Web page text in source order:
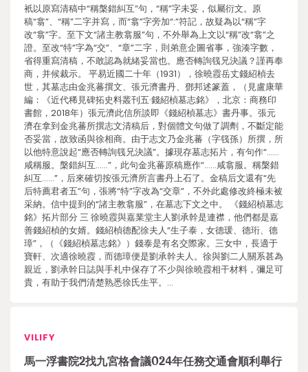
衹以原寫清稿中“稱槃錯糾互”句，“稱”字未妥，似屬衍文。原
稿“翕”、“稱”二字并寫，而“翕”字旁加“:”符記，故疑為以“稱”字
改“翕”字。至下文“諸主教翕服”句，不外舉為上文以“稱”改“翕”之
證。至改“特”字為“交”、“章”二字，則弟意企圖省事，強湊字數，
省得重寫清稿，不敢認為就緒妥當也。應否轉詢篯兄決議？謹再奉
商，并候裁示。 平易近國二十年（1931），徐曉霞岳丈錢紹楨去
世，其墓志由金兆蕃撰文、張元濟書丹、鄧邦述篆蓋，（見盧康華
編：《近代稀見碑拓史料叢刊五·錢紹楨墓志銘》，北京：商務印
書館，2018年）張元濟此信所談即《錢紹楨墓志》書丹事。張元
濟在拿到金兆蕃所撰志文清稿后，對個體文句做了調劑，不斷定能
否妥當，故致函與徐相商。由于志文乃金兆蕃（字篯孫）所撰，所
以他特意說起“應否轉詢篯兄決議”。據現存墓志拓片，有句作“……
咸稱服。槃錯糾互……”，此句金兆蕃原稿應作“……咸翕服。稱槃錯
糾互……”，后來確切按張元濟所言書丹上石了。金稿后文還有“先
后特薦君者五”句，張將“特”字改為“交章”，不外此處修改終極未被
采納。信中提到的“諸主教翕服”，在墓志下文之中。 《錢紹楨墓志
銘》拓片部分 三 徐曉霞與嘉業堂主人劉承幹是連襟，他們都是嘉
善錢紹楨的女婿。錢紹楨德配徐夫人“生子泰，女德瑗、德珩、德
璋”，（《錢紹楨墓志銘》）錢泰是有名交際家。三女中，長適于
寶軒、次適徐曉霞，而德璋便是劉承幹夫人。徐與劉二人關系甚為
親近，劉承幹日誌與手札中保存了不少與徐曉霞相干材料，彌足可
貴，有助于我們清楚熟悉徐氏生平。…
VILIFY
馬一浮書院2找九宮格會議024年任務交通會順利舉行